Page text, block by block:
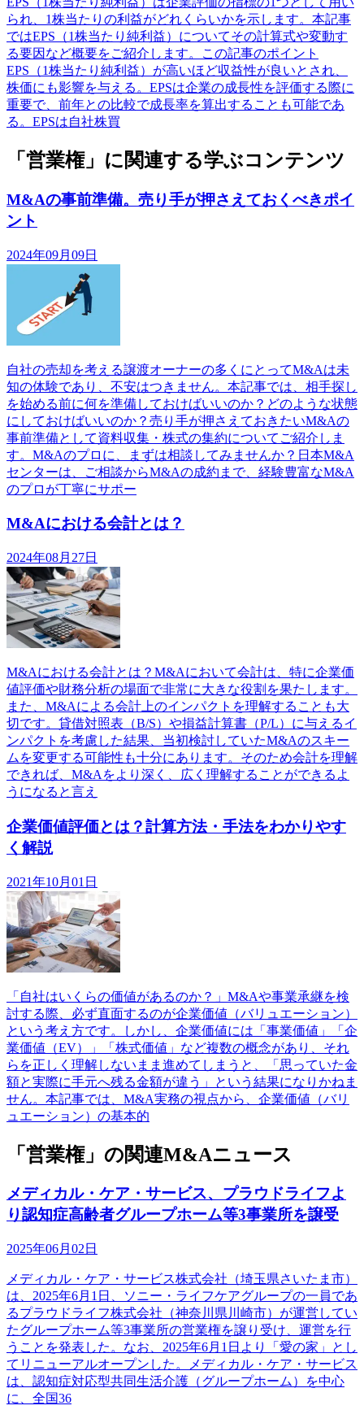
られ、1株当たりの利益がどれくらいかを示します。本記事
ではEPS（1株当たり純利益）についてその計算式や変動す
る要因など概要をご紹介します。この記事のポイント
EPS（1株当たり純利益）が高いほど収益性が良いとされ、
株価にも影響を与える。EPSは企業の成長性を評価する際に
重要で、前年との比較で成長率を算出することも可能であ
る。EPSは自社株買
「営業権」に関連する学ぶコンテンツ
M&Aの事前準備。売り手が押さえておくべきポイ
ント
2024年09月09日
自社の売却を考える譲渡オーナーの多くにとってM&Aは未
知の体験であり、不安はつきません。本記事では、相手探し
を始める前に何を準備しておけばいいのか？どのような状態
にしておけばいいのか？売り手が押さえておきたいM&Aの
事前準備として資料収集・株式の集約についてご紹介しま
す。M&Aのプロに、まずは相談してみませんか？日本M&A
センターは、ご相談からM&Aの成約まで、経験豊富なM&A
のプロが丁寧にサポー
M&Aにおける会計とは？
2024年08月27日
M&Aにおける会計とは？M&Aにおいて会計は、特に企業価
値評価や財務分析の場面で非常に大きな役割を果たします。
また、M&Aによる会計上のインパクトを理解することも大
切です。貸借対照表（B/S）や損益計算書（P/L）に与えるイ
ンパクトを考慮した結果、当初検討していたM&Aのスキー
ムを変更する可能性も十分にあります。そのため会計を理解
できれば、M&Aをより深く、広く理解することができるよ
うになると言え
企業価値評価とは？計算方法・手法をわかりやす
く解説
2021年10月01日
「自社はいくらの価値があるのか？」M&Aや事業承継を検
討する際、必ず直面するのが企業価値（バリュエーション）
という考え方です。しかし、企業価値には「事業価値」「企
業価値（EV）」「株式価値」など複数の概念があり、それ
らを正しく理解しないまま進めてしまうと、「思っていた金
額と実際に手元へ残る金額が違う」という結果になりかねま
せん。本記事では、M&A実務の視点から、企業価値（バリ
ュエーション）の基本的
「営業権」の関連M&Aニュース
メディカル・ケア・サービス、プラウドライフよ
り認知症高齢者グループホーム等3事業所を譲受
2025年06月02日
メディカル・ケア・サービス株式会社（埼玉県さいたま市）
は、2025年6月1日、ソニー・ライフケアグループの一員であ
るプラウドライフ株式会社（神奈川県川崎市）が運営してい
たグループホーム等3事業所の営業権を譲り受け、運営を行
うことを発表した。なお、2025年6月1日より「愛の家」とし
てリニューアルオープンした。メディカル・ケア・サービス
は、認知症対応型共同生活介護（グループホーム）を中心
に、全国36